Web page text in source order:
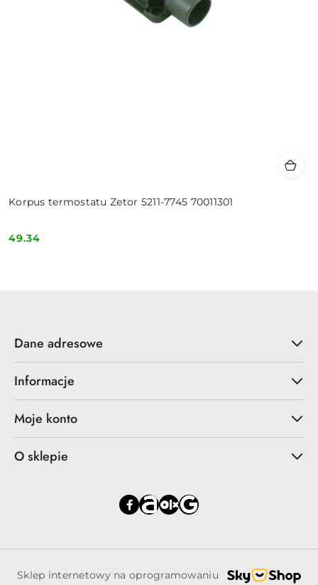
Korpus termostatu Zetor 5211-7745 70011301
Cena:
49.34
Dane adresowe
Informacje
Moje konto
O sklepie
Sklep internetowy na oprogramowaniu